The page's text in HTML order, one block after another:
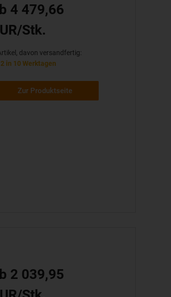
4 479,66
Stk.
davon versandfertig:
2 in 10 Werktagen
Zur Produktseite
2 039,95